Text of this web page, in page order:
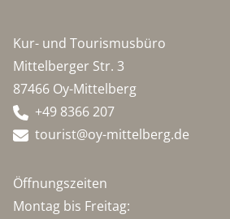
Kur- und Tourismusbüro
Mittelberger Str. 3
87466 Oy-Mittelberg
+49 8366 207
tourist@oy-mittelberg.de
Öffnungszeiten
Montag bis Freitag: